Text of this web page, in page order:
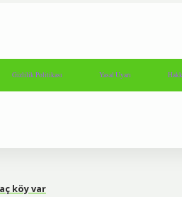
Gizlilik Politikası Yasal Uyarı
köy var